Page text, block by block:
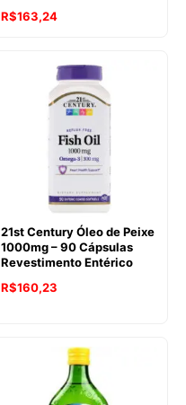
R$163,24
21st Century Óleo de Peixe
1000mg – 90 Cápsulas
Revestimento Entérico
R$160,23